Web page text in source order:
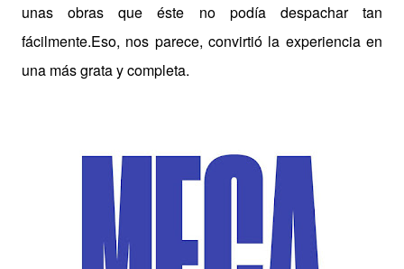
unas obras que éste no podía despachar tan
fácilmente.Eso, nos parece, convirtió la experiencia en
una más grata y completa.